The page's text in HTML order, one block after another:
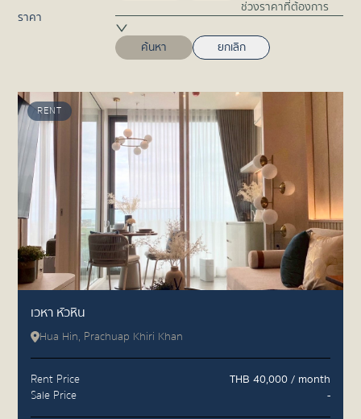
ราคา
ช่วงราคาที่ต้องการ
ค้นหา ยกเลิก
RENT
เวหา หัวหิน
Hua Hin, Prachuap Khiri Khan
Rent Price
THB 40,000 / month
Sale Price
-